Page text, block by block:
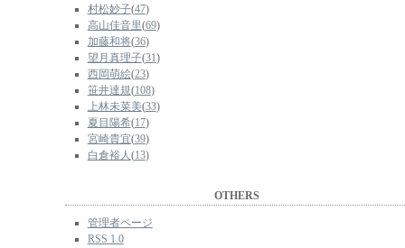
村松妙子(47)
高山佳音里(69)
加藤和将(36)
望月真理子(31)
西岡萌絵(23)
笹井達規(108)
上林未菜美(33)
夏目陽希(17)
宮崎貴宜(39)
白倉裕人(13)
OTHERS
管理者ページ
RSS 1.0